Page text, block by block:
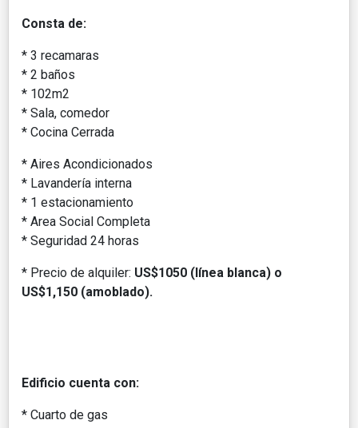
Consta de:
* 3 recamaras
* 2 baños
* 102m2
* Sala, comedor
* Cocina Cerrada
* Aires Acondicionados
* Lavandería interna
* 1 estacionamiento
* Area Social Completa
* Seguridad 24 horas
* Precio de alquiler: US$1050 (línea blanca) o
US$1,150 (amoblado).
Edificio cuenta con:
* Cuarto de gas